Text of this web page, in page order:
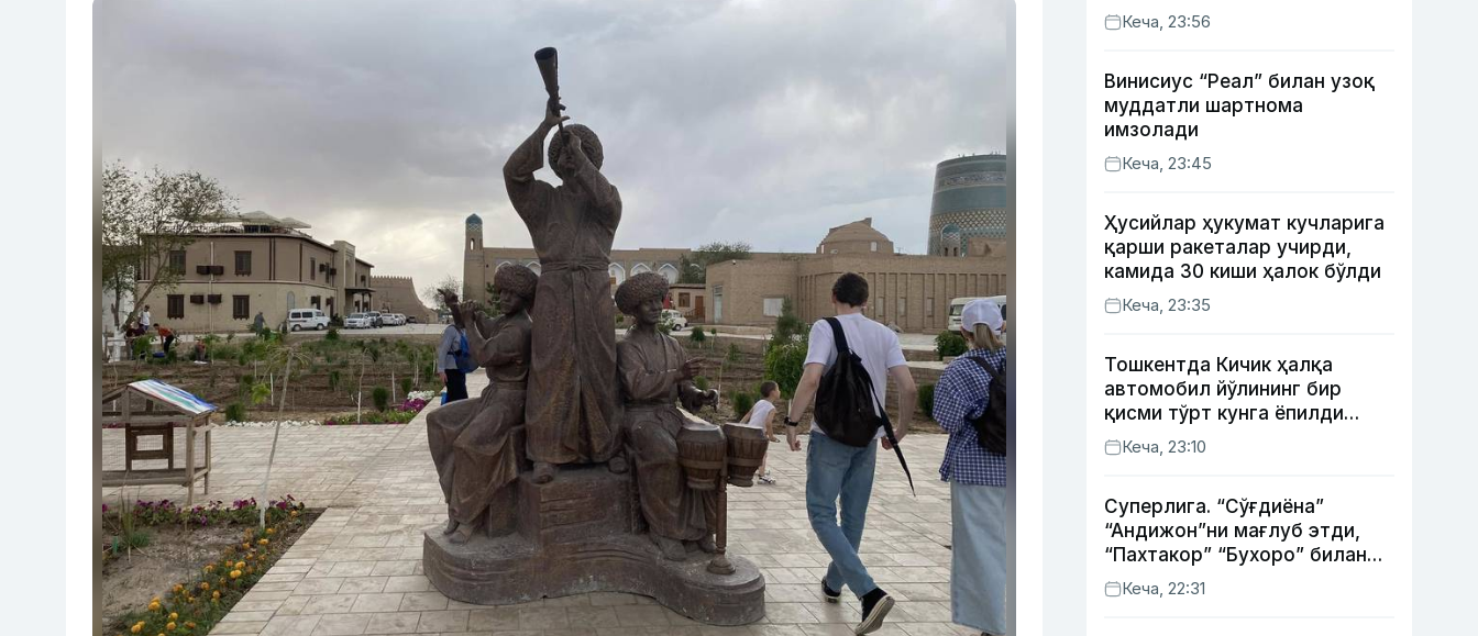
корхоналари қанча солиқ
тўлагани очиқланди
Кеча, 23:56
Винисиус “Реал” билан узоқ
муддатли шартнома
имзолади
Кеча, 23:45
Ҳусийлар ҳукумат кучларига
қарши ракеталар учирди,
камида 30 киши ҳалок бўлди
Кеча, 23:35
Тошкентда Кичик ҳалқа
автомобил йўлининг бир
қисми тўрт кунга ёпилди
(харита)
Кеча, 23:10
Суперлига. “Сўғдиёна”
“Андижон”ни мағлуб этди,
“Пахтакор” “Бухоро” билан
жанговар дуранг қайд этди
Кеча, 22:31